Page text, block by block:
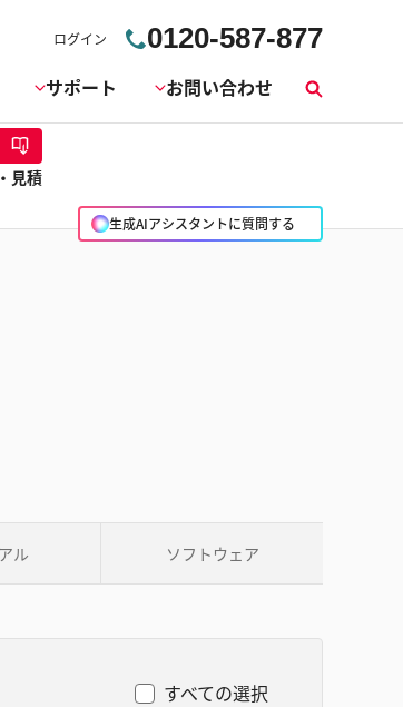
ログイン 0120-587-877
サポート お問い合わせ
索
生成AIアシスタントに質問する
見積
ル ソフトウェア
すべての選択